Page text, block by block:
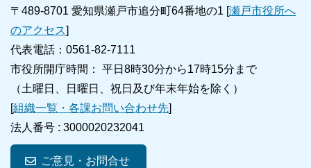
〒489-8701 愛知県瀬戸市追分町64番地の1 [瀬戸市役所へ
のアクセス]
代表電話：0561-82-7111
市役所開庁時間： 平日8時30分から17時15分まで
（土曜日、日曜日、祝日及び年末年始を除く）
[組織一覧・各課お問い合わせ先]
法人番号 : 3000020232041
ご意見・お問合せ